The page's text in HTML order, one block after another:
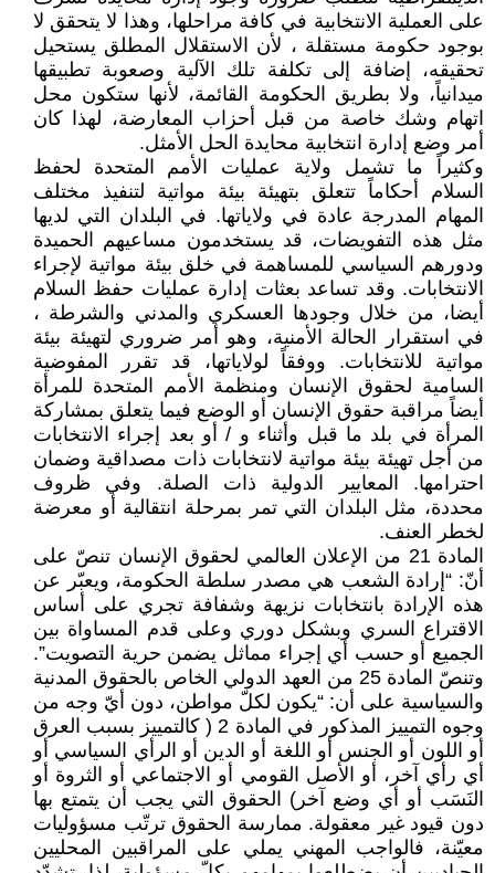
على العملية الانتخابية في كافة مراحلها، وهذا لا يتحقق لا
بوجود حكومة مستقلة ، لأن الاستقلال المطلق يستحيل
تحقيقه، إضافة إلى تكلفة تلك الآلية وصعوبة تطبيقها
ميدانياً، ولا بطريق الحكومة القائمة، لأنها ستكون محل
اتهام وشك خاصة من قبل أحزاب المعارضة، لهذا كان
أمر وضع إدارة انتخابية محايدة الحل الأمثل.
وكثيراً ما تشمل ولاية عمليات الأمم المتحدة لحفظ
السلام أحكاماً تتعلق بتهيئة بيئة مواتية لتنفيذ مختلف
المهام المدرجة عادة في ولاياتها. في البلدان التي لديها
مثل هذه التفويضات، قد يستخدمون مساعيهم الحميدة
ودورهم السياسي للمساهمة في خلق بيئة مواتية لإجراء
الانتخابات. وقد تساعد بعثات إدارة عمليات حفظ السلام
أيضا، من خلال وجودها العسكري والمدني والشرطة ،
في استقرار الحالة الأمنية، وهو أمر ضروري لتهيئة بيئة
مواتية للانتخابات. ووفقاً لولاياتها، قد تقرر المفوضية
السامية لحقوق الإنسان ومنظمة الأمم المتحدة للمرأة
أيضاً مراقبة حقوق الإنسان أو الوضع فيما يتعلق بمشاركة
المرأة في بلد ما قبل وأثناء و / أو بعد إجراء الانتخابات
من أجل تهيئة بيئة مواتية لانتخابات ذات مصداقية وضمان
احترامها. المعايير الدولية ذات الصلة. وفي ظروف
محددة، مثل البلدان التي تمر بمرحلة انتقالية أو معرضة
لخطر العنف.
المادة 21 من الإعلان العالمي لحقوق الإنسان تنصّ على
أنّ: “إرادة الشعب هي مصدر سلطة الحكومة، ويعبّر عن
هذه الإرادة بانتخابات نزيهة وشفافة تجري على أساس
الاقتراع السري وبشكل دوري وعلى قدم المساواة بين
الجميع أو حسب أي إجراء مماثل يضمن حرية التصويت”.
وتنصّ المادة 25 من العهد الدولي الخاص بالحقوق المدنية
والسياسية على أن: “يكون لكلّ مواطن، دون أيّ وجه من
وجوه التمييز المذكور في المادة 2 ( كالتمييز بسبب العرق
أو اللون أو الجنس أو اللغة أو الدين أو الرأي السياسي أو
أي رأي آخر، أو الأصل القومي أو الاجتماعي أو الثروة أو
النَسَب أو أي وضع آخر) الحقوق التي يجب أن يتمتع بها
دون قيود غير معقولة. ممارسة الحقوق ترتّب مسؤوليات
معيّنة، فالواجب المهني يملي على المراقبين المحليين